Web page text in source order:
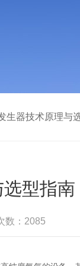
生器技术原理与
型指南
数：2085